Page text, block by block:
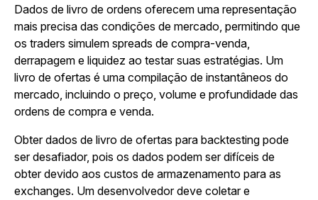
Dados de livro de ordens oferecem uma representação
mais precisa das condições de mercado, permitindo que
os traders simulem spreads de compra-venda,
derrapagem e liquidez ao testar suas estratégias. Um
livro de ofertas é uma compilação de instantâneos do
mercado, incluindo o preço, volume e profundidade das
ordens de compra e venda.
Obter dados de livro de ofertas para backtesting pode
ser desafiador, pois os dados podem ser difíceis de
obter devido aos custos de armazenamento para as
exchanges. Um desenvolvedor deve coletar e